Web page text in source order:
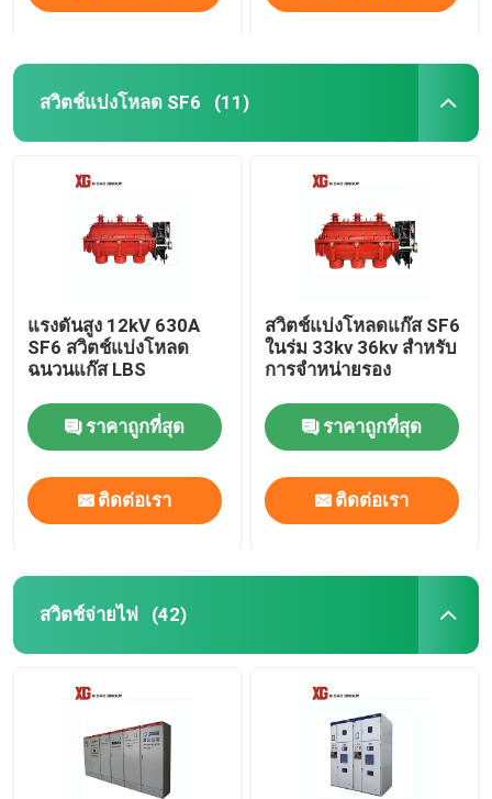
สวิตช์แบ่งโหลด SF6 (11)
แรงดันสูง 12kV 630A
SF6 สวิตช์แบ่งโหลด
ฉนวนแก๊ส LBS
ราคาถูกที่สุด
ติดต่อเรา
สวิตช์แบ่งโหลดแก๊ส SF6
ในร่ม 33kv 36kv สำหรับ
การจำหน่ายรอง
ราคาถูกที่สุด
ติดต่อเรา
สวิตช์จ่ายไฟ (42)